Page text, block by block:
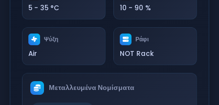
5 - 35 °C 10 - 90 %
Ψύξη
Air
Ράφι
NOT Rack
Μεταλλευμένα Νομίσματα